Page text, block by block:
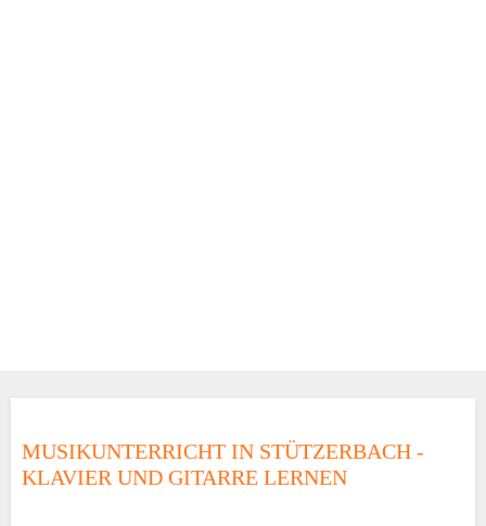
MUSIKUNTERRICHT IN STÜTZERBACH -
KLAVIER UND GITARRE LERNEN